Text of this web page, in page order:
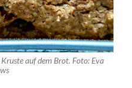
auf dem Brot. Foto: Eva